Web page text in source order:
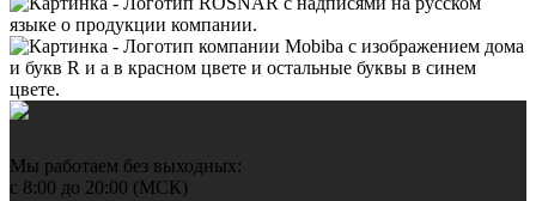
Мы работаем без выходных:
с 8:00 до 20:00 (МСК)